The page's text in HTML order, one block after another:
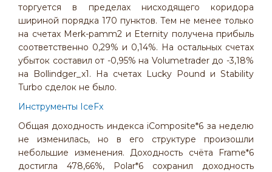
торгуется в пределах нисходящего коридора
шириной порядка 170 пунктов. Тем не менее только
на счетах Merk-pamm2 и Eternity получена прибыль
соответственно 0,29% и 0,14%. На остальных счетах
убыток составил от -0,95% на Volumetrader до -3,18%
на Bollindger_x1. На счетах Lucky Pound и Stability
Turbo сделок не было.
Инструменты IceFx
Общая доходность индекса iComposite*6 за неделю
не изменилась, но в его структуре произошли
небольшие изменения. Доходность счёта Frame*6
достигла 478,66%, Polar*6 сохранил доходность